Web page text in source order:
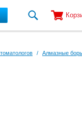
/ Алмазные